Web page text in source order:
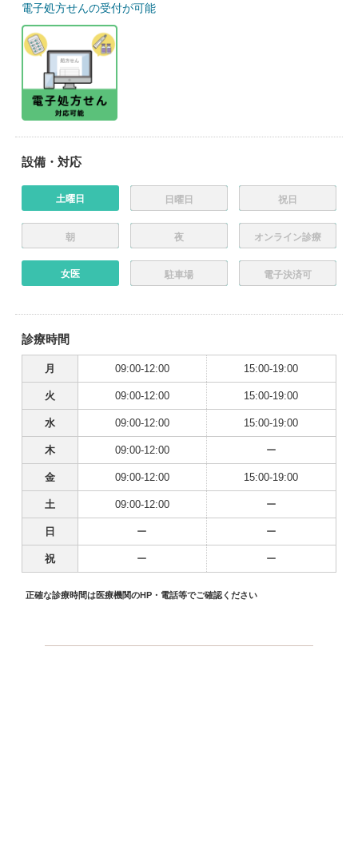
電子処方せんの受付が可能
設備・対応
土曜日 日曜日 祝日
朝 夜 オンライン診療
女医 駐車場 電子決済可
診療時間
月 09:00-12:00 15:00-19:00
火 09:00-12:00 15:00-19:00
水 09:00-12:00 15:00-19:00
木 09:00-12:00 ー
金 09:00-12:00 15:00-19:00
土 09:00-12:00 ー
日 ー ー
祝 ー ー
正確な診療時間は医療機関のHP・電話等でご確認ください